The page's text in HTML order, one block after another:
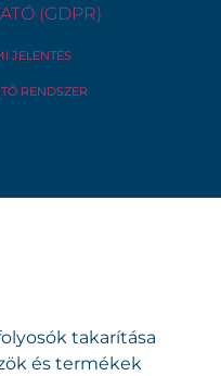
(GDPR)
JELENTÉS
RENDSZER
takarítása
és termékek